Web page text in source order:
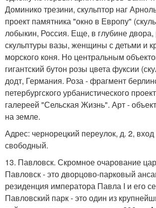
Доминико трезини, скульптор наг
проект памятника "окно в Европу"
лобыкин, Россия. Еще, в глубине двора,
скульптуры вазы, женщины с детьми и
морского коня. Но центральным
гигантский бутон розы цвета фуксии
додт, Германия. Роза - фрагмент
петербургского урбанистического
галереей "Сельская Жизнь". Арт -
на земле.
Адрес: чернорецкий переулок, д. 2,
свободный.
13. Павловск. Скромное очарование
Павловск - это дворцово-парковый
резиденция императора Павла I и его
Павловский парк - это один из